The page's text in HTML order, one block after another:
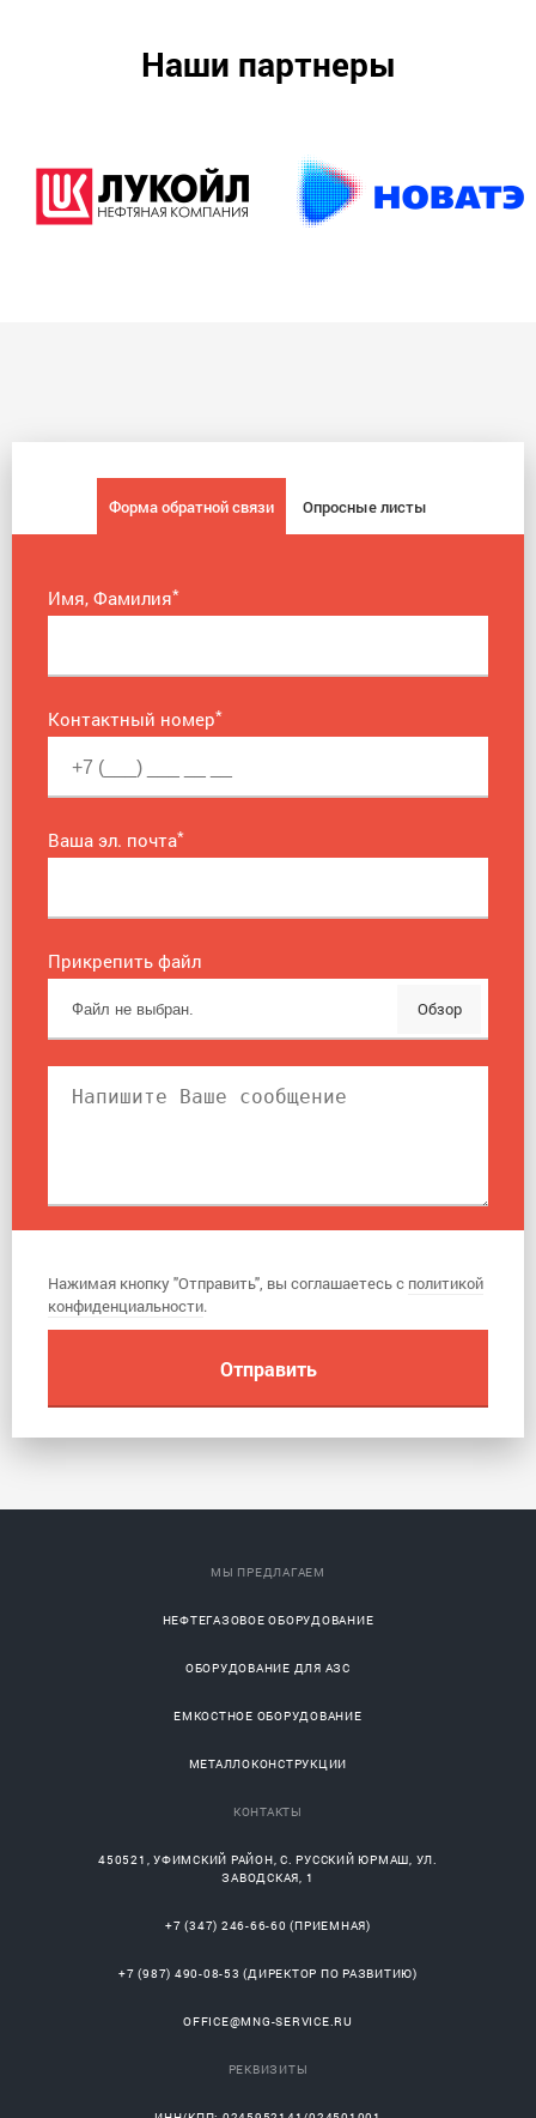
Наши партнеры
Форма обратной связи Опросные листы
Имя, Фамилия*
Контактный номер*
Ваша эл. почта*
Прикрепить файл
Обзор
Нажимая кнопку "Отправить", вы соглашаетесь с политикой
конфиденциальности.
МЫ ПРЕДЛАГАЕМ
НЕФТЕГАЗОВОЕ ОБОРУДОВАНИЕ
ОБОРУДОВАНИЕ ДЛЯ АЗС
ЕМКОСТНОЕ ОБОРУДОВАНИЕ
МЕТАЛЛОКОНСТРУКЦИИ
КОНТАКТЫ
450521 ,УФИМСКИЙ РАЙОН, С.РУССКИЙ ЮРМАШ, УЛ.
ЗАВОДСКАЯ, 1
+7 (347) 246-66-60 (ПРИЕМНАЯ)
+7 (987) 490-08-53 (ДИРЕКТОР ПО РАЗВИТИЮ)
OFFICE@MNG-SERVICE.RU
РЕКВИЗИТЫ